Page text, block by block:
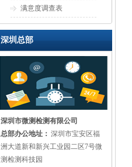
满意度调查表
深圳总部
深圳市微测检测有限公司
总部办公地址： 深圳市宝安区福
洲大道新和新兴工业园二区7号微
测检测科技园